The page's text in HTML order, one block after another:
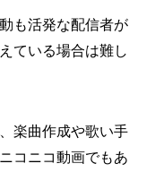
も活発な配信者が
ている場合は難し
楽曲作成や歌い手
コニコ動画でもあ